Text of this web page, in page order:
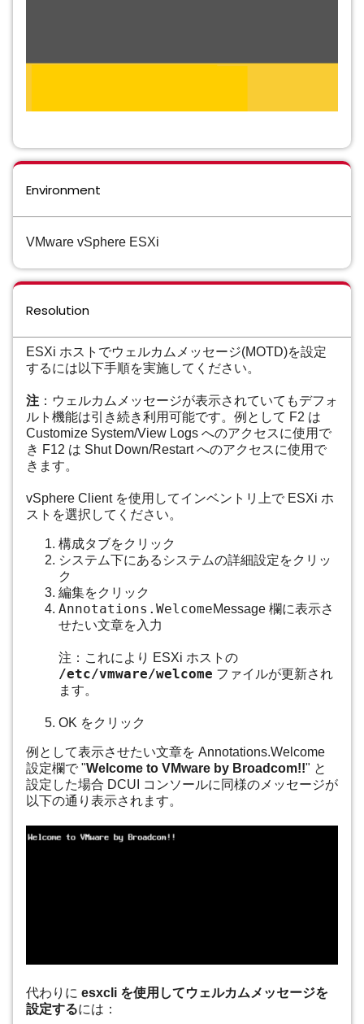
Environment
VMware vSphere ESXi
Resolution
ESXi ホストでウェルカムメッセージ(MOTD)を設定
するには以下手順を実施してください。
注 ：ウェルカムメッセージが表示されていてもデフォ
ルト機能は引き続き利用可能です。例として F2 は
Customize System/View Logs へのアクセスに使用で
き F12 は Shut Down/Restartへのアクセスに使用で
きます。
vSphere Client を使用してインベントリ上で ESXi ホ
ストを選択してください。
構成タブをクリック
システム下にあるシステムの詳細設定をクリッ
ク
編集をクリック
Annotations.WelcomeMessage 欄に表示さ
せたい文章を入力
注：これにより ESXi ホストの
/etc/vmware/welcome ファイルが更新され
ます。
OK をクリック
例として表示させたい文章を Annotations.Welcome
設定欄で "Welcome to VMware by Broadcom!!" と
設定した場合 DCUI コンソールに同様のメッセージが
以下の通り表示されます。
代わりに esxcli を使用してウェルカムメッセージを
設定するには：